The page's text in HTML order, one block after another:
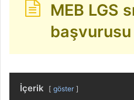
MEB LGS
başvurusu
İçerik göster